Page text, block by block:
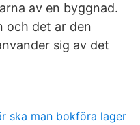
av en byggnad.
och det ar den
sig av det
ska man bokföra lager